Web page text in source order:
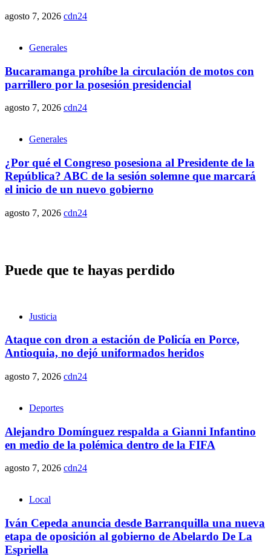
agosto 7, 2026 cdn24
Generales
Bucaramanga prohíbe la circulación de motos con
parrillero por la posesión presidencial
agosto 7, 2026 cdn24
Generales
¿Por qué el Congreso posesiona al Presidente de la
República? ABC de la sesión solemne que marcará
el inicio de un nuevo gobierno
agosto 7, 2026 cdn24
Puede que te hayas perdido
Justicia
Ataque con dron a estación de Policía en Porce,
Antioquia, no dejó uniformados heridos
agosto 7, 2026 cdn24
Deportes
Alejandro Domínguez respalda a Gianni Infantino
en medio de la polémica dentro de la FIFA
agosto 7, 2026 cdn24
Local
Iván Cepeda anuncia desde Barranquilla una nueva
etapa de oposición al gobierno de Abelardo De La
Espriella